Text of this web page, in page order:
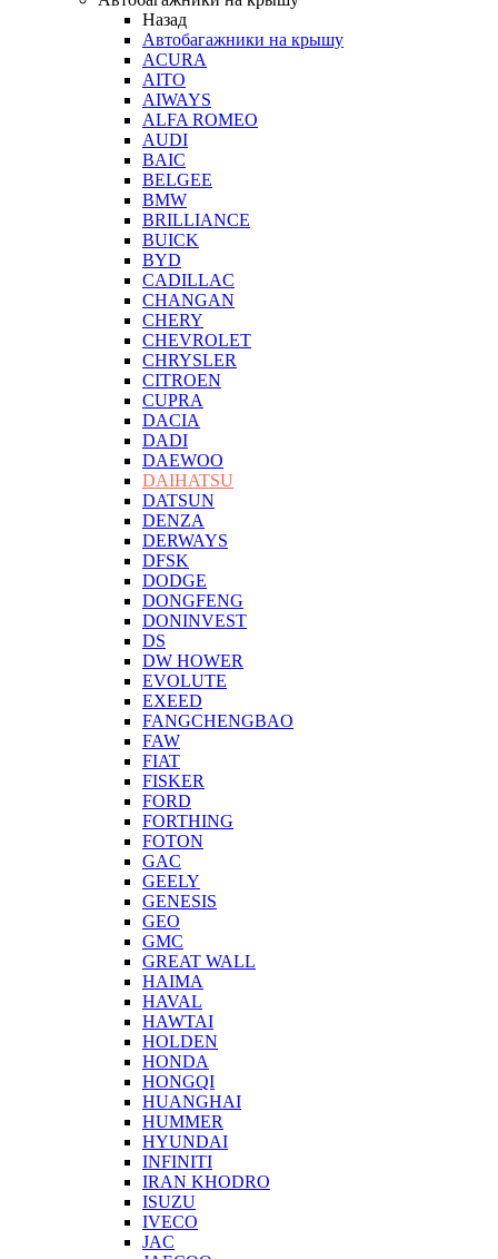
Назад
Автобагажники на крышу
ACURA
AITO
AIWAYS
ALFA ROMEO
AUDI
BAIC
BELGEE
BMW
BRILLIANCE
BUICK
BYD
CADILLAC
CHANGAN
CHERY
CHEVROLET
CHRYSLER
CITROEN
CUPRA
DACIA
DADI
DAEWOO
DAIHATSU
DATSUN
DENZA
DERWAYS
DFSK
DODGE
DONGFENG
DONINVEST
DS
DW HOWER
EVOLUTE
EXEED
FANGCHENGBAO
FAW
FIAT
FISKER
FORD
FORTHING
FOTON
GAC
GEELY
GENESIS
GEO
GMC
GREAT WALL
HAIMA
HAVAL
HAWTAI
HOLDEN
HONDA
HONGQI
HUANGHAI
HUMMER
HYUNDAI
INFINITI
IRAN KHODRO
ISUZU
IVECO
JAC